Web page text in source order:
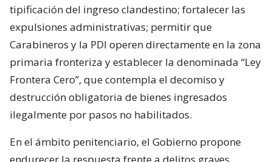
tipificación del ingreso clandestino; fortalecer las
expulsiones administrativas; permitir que
Carabineros y la PDI operen directamente en la zona
primaria fronteriza y establecer la denominada “Ley
Frontera Cero”, que contempla el decomiso y
destrucción obligatoria de bienes ingresados
ilegalmente por pasos no habilitados.
En el ámbito penitenciario, el Gobierno propone